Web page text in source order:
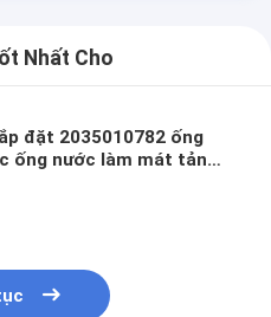
Nhất Cho
đặt 2035010782 ống
ống nước làm mát tản